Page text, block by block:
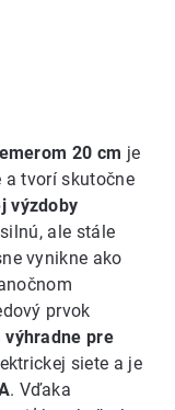
20 cm je
a tvorí skutočne
výzdoby
ale stále
vynikne ako
prvok
výhradne pre
siete a je
. Vďaka